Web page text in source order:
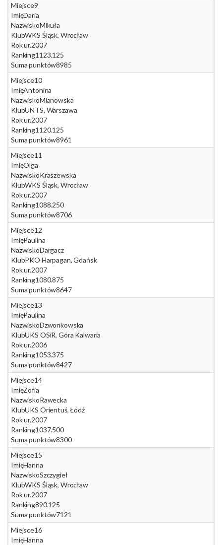
Miejsce9
ImięDaria
NazwiskoMikuła
KlubWKS Śląsk, Wrocław
Rok ur.2007
Ranking1123.125
Suma punktów8985
Miejsce10
ImięAntonina
NazwiskoMianowska
KlubUNTS, Warszawa
Rok ur.2007
Ranking1120.125
Suma punktów8961
Miejsce11
ImięOlga
NazwiskoKraszewska
KlubWKS Śląsk, Wrocław
Rok ur.2007
Ranking1088.250
Suma punktów8706
Miejsce12
ImięPaulina
NazwiskoDargacz
KlubPKO Harpagan, Gdańsk
Rok ur.2007
Ranking1080.875
Suma punktów8647
Miejsce13
ImięPaulina
NazwiskoDzwonkowska
KlubUKS OSiR, Góra Kalwaria
Rok ur.2006
Ranking1053.375
Suma punktów8427
Miejsce14
ImięZofia
NazwiskoRawecka
KlubUKS Orientuś, Łódź
Rok ur.2007
Ranking1037.500
Suma punktów8300
Miejsce15
ImięHanna
NazwiskoSzczygieł
KlubWKS Śląsk, Wrocław
Rok ur.2007
Ranking890.125
Suma punktów7121
Miejsce16
ImięHanna